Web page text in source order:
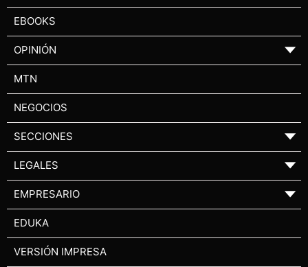
EBOOKS
OPINIÓN ▼
MTN
NEGOCIOS
SECCIONES ▼
LEGALES ▼
EMPRESARIO ▼
EDUKA
VERSIÓN IMPRESA